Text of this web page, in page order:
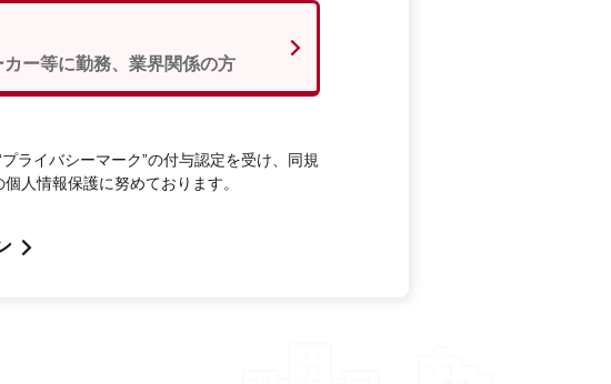
ー等に勤務、業界関係の方
ライバシーマーク”の付与認定を受け、同規
人情報保護に努めております。